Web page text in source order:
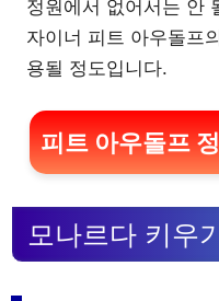
정원에서 없어서는 안
자이너 피트 아우돌프
용될 정도입니다.
피트 아우돌프
모나르다 키우